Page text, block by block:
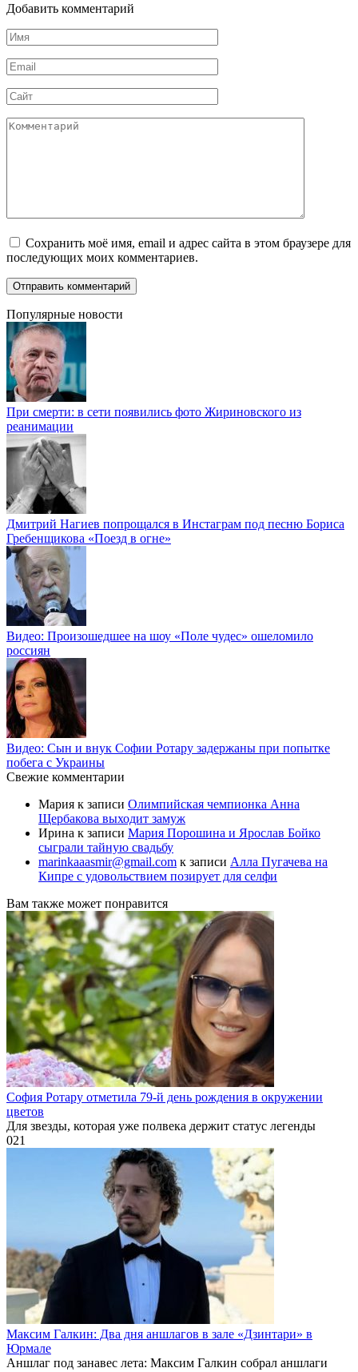
Добавить комментарий
Имя
*
Email
*
Сайт
Комментарий
Сохранить моё имя, email и адрес сайта в этом браузере для
последующих моих комментариев.
Популярные новости
При смерти: в сети появились фото Жириновского из
реанимации
Дмитрий Нагиев попрощался в Инстаграм под песню Бориса
Гребенщикова «Поезд в огне»
Видео: Произошедшее на шоу «Поле чудес» ошеломило
россиян
Видео: Сын и внук Софии Ротару задержаны при попытке
побега с Украины
Свежие комментарии
Мария к записи Олимпийская чемпионка Анна
Щербакова выходит замуж
Ирина к записи Мария Порошина и Ярослав Бойко
сыграли тайную свадьбу
marinkaaasmir@gmail.com к записи Алла Пугачева на
Кипре с удовольствием позирует для селфи
Вам также может понравится
София Ротару отметила 79-й день рождения в окружении
цветов
Для звезды, которая уже полвека держит статус легенды
021
Максим Галкин: Два дня аншлагов в зале «Дзинтари» в
Юрмале
Аншлаг под занавес лета: Максим Галкин собрал аншлаги